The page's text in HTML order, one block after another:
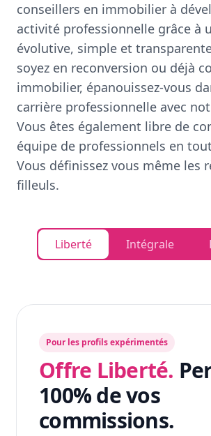
conseillers en immobilier à
activité professionnelle grâce à
évolutive, simple et
soyez en reconversion ou déjà
immobilier, épanouissez-vous
carrière professionnelle avec
Vous êtes également libre de
équipe de professionnels en
Vous définissez vous même les
filleuls.
Liberté Intégrale
Pour les profils expérimentés
Offre Liberté.
100% de vos
commissions.